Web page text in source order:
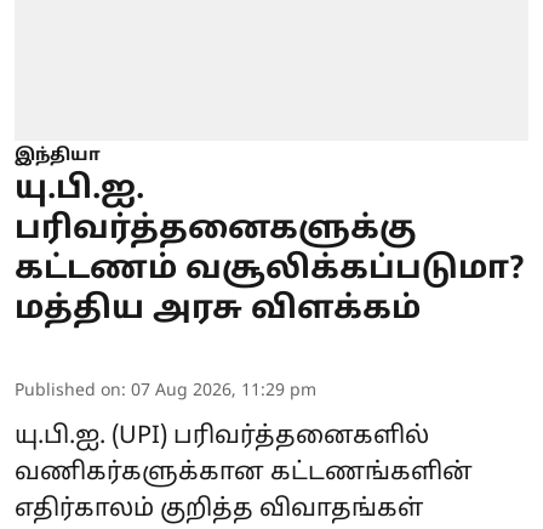
இந்தியா
யு.பி.ஐ.
பரிவர்த்தனைகளுக்கு
கட்டணம் வசூலிக்கப்படுமா?
மத்திய அரசு விளக்கம்
Published on: 07 Aug 2026, 11:29 pm
யு.பி.ஐ. (UPI) பரிவர்த்தனைகளில்
வணிகர்களுக்கான கட்டணங்களின்
எதிர்காலம் குறித்த விவாதங்கள்